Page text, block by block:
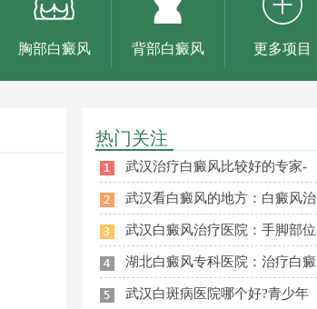
胸部白癜风 背部白癜风 更多项目
热门关注
武汉治疗白癜风比较好的专家-
武汉看白癜风的地方：白癜风治
武汉白癜风治疗医院：手脚部位
湖北白癜风专科医院：治疗白癜
武汉白斑病医院哪个好?青少年